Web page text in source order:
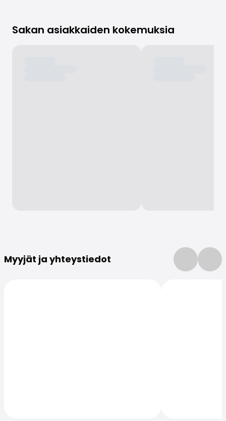
Sakan asiakkaiden kokemuksia
Myyjät ja yhteystiedot